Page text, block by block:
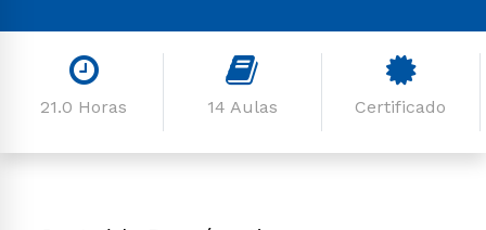
21.0 Horas 14 Aulas Certificado